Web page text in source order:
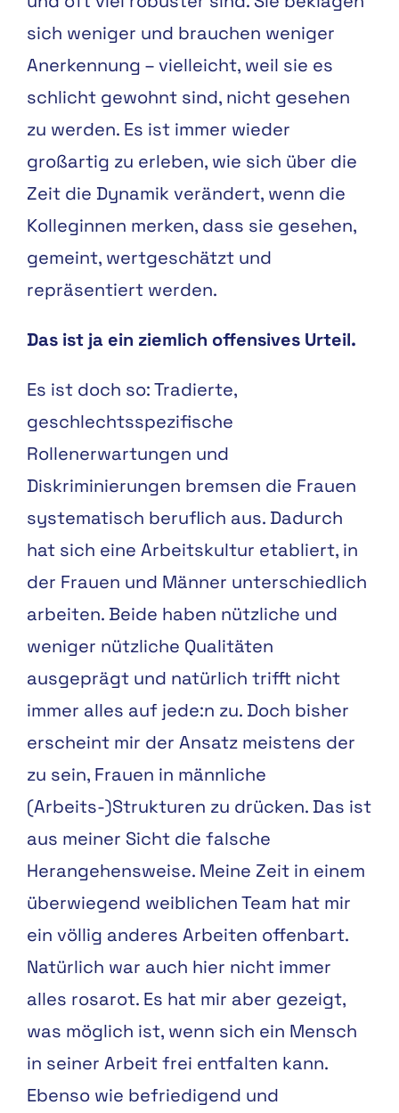
sich weniger und brauchen weniger
Anerkennung – vielleicht, weil sie es
schlicht gewohnt sind, nicht gesehen
zu werden. Es ist immer wieder
großartig zu erleben, wie sich über die
Zeit die Dynamik verändert, wenn die
Kolleginnen merken, dass sie gesehen,
gemeint, wertgeschätzt und
repräsentiert werden.
Das ist ja ein ziemlich offensives Urteil.
Es ist doch so: Tradierte,
geschlechtsspezifische
Rollenerwartungen und
Diskriminierungen bremsen die Frauen
systematisch beruflich aus. Dadurch
hat sich eine Arbeitskultur etabliert, in
der Frauen und Männer unterschiedlich
arbeiten. Beide haben nützliche und
weniger nützliche Qualitäten
ausgeprägt und natürlich trifft nicht
immer alles auf jede:n zu. Doch bisher
erscheint mir der Ansatz meistens der
zu sein, Frauen in männliche
(Arbeits-)Strukturen zu drücken. Das ist
aus meiner Sicht die falsche
Herangehensweise. Meine Zeit in einem
überwiegend weiblichen Team hat mir
ein völlig anderes Arbeiten offenbart.
Natürlich war auch hier nicht immer
alles rosarot. Es hat mir aber gezeigt,
was möglich ist, wenn sich ein Mensch
in seiner Arbeit frei entfalten kann.
Ebenso wie befriedigend und